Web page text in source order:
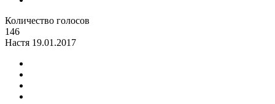
Количество голосов
146
Настя 19.01.2017